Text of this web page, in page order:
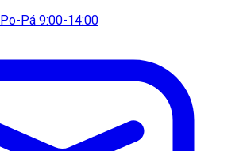
Po-Pá 9:00-14:00